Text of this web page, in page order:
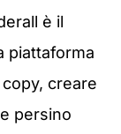
è il
piattaforma
creare
persino